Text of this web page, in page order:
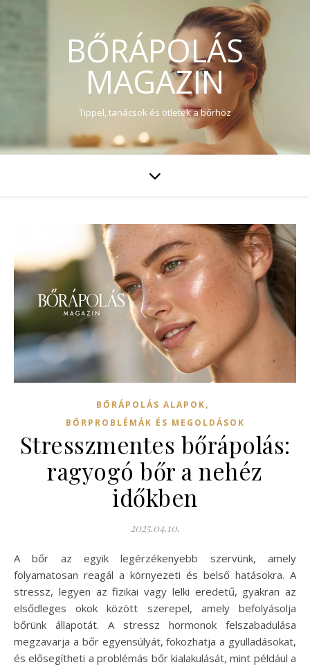
BŐRÁPOLÁS
MAGAZIN
Tippel, tanácsok és ötletek a bőrhöz
BŐRÁPOLÁS ALAPOK,
BŐRPROBLÉMÁK ÉS MEGOLDÁSOK
Stresszmentes bőrápolás:
ragyogó bőr a nehéz
időkben
2025.04.10.
A bőr az egyik legérzékenyebb szervünk, amely
folyamatosan reagál a környezeti és belső hatásokra. A
stressz, legyen az fizikai vagy lelki eredetű, gyakran az
elsődleges okok között szerepel, amely befolyásolja
bőrünk állapotát. A stressz hormonok felszabadulása
megzavarja a bőr egyensúlyát, fokozhatja a gyulladásokat,
és elősegítheti a problémás bőr kialakulását, mint például a